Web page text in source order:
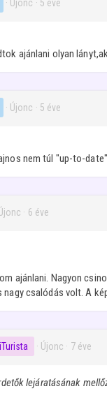
· Újonc · 5 éve
ajánlani olyan
· Újonc · 5 éve
nem túl "up-to-
· 6 éve
ajánlani. Nagyon
nagy csalódás volt. A
· Újonc · 7 éve
lejáratásának